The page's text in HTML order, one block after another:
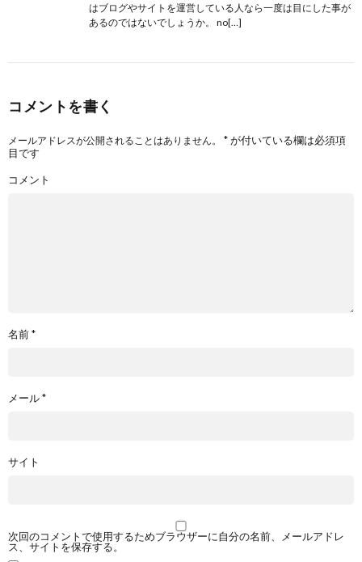
はブログやサイトを運営している人なら一度は目にした事が
あるのではないでしょうか。 no[…]
コメントを書く
メールアドレスが公開されることはありません。 *が付いている欄は必須項
目です
コメント
名前*
メール*
サイト
次回のコメントで使用するためブラウザーに自分の名前、メールアドレ
ス、サイトを保存する。